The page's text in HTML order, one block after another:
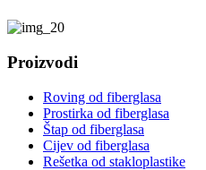
Proizvodi
Roving od fiberglasa
Prostirka od fiberglasa
Štap od fiberglasa
Cijev od fiberglasa
Rešetka od stakloplastike